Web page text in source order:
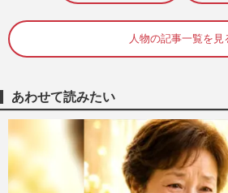
人物の記事一覧を見
あわせて読みたい